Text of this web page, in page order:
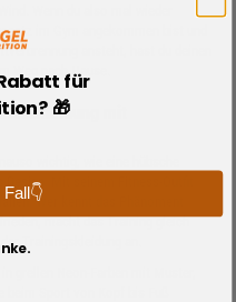
im Gym angekommen bist und
ansteht, hast du deinen
Weg nach Hause.
mit
Mit seinem Fitness-Outfit
Wer kennt das Phänoment
macht das Training gleich
Trainingskleidung an.
für
🎁